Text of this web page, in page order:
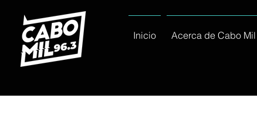
Inicio Acerca de Cabo Mil